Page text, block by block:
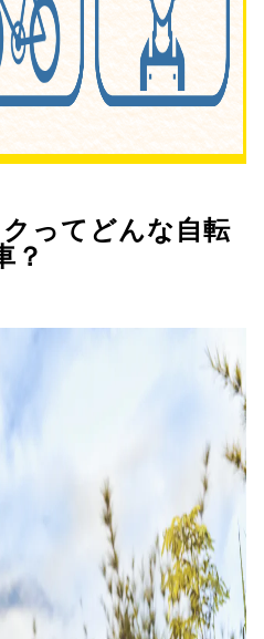
ってどんな自転
？